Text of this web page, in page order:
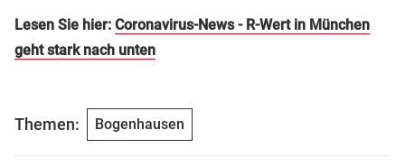
Lesen Sie hier: Coronavirus-News - R-Wert in München
geht stark nach unten
Themen: Bogenhausen